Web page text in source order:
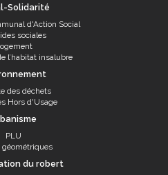
Solidarité
d'Action Social
sociales
l’habitat insalubre
des déchets
Hors d'Usage
PLU
géométriques
du robert